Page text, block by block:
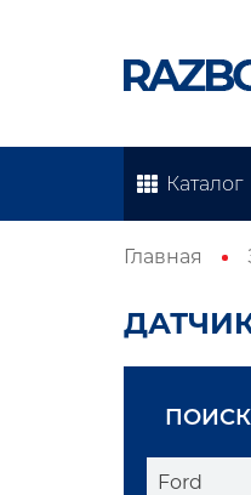
Каталог
Главная
Ford